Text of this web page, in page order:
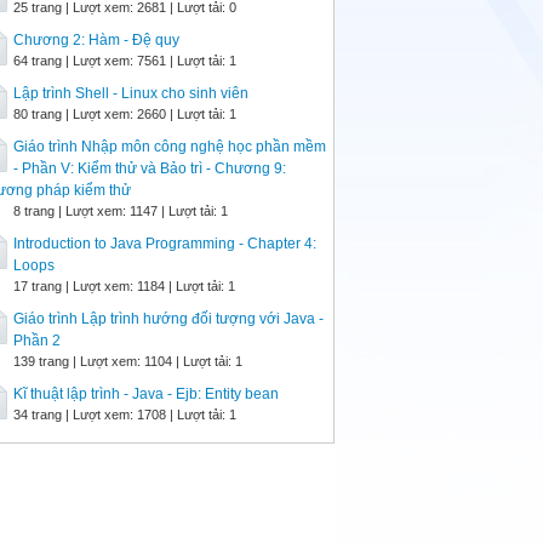
25 trang | Lượt xem: 2681 | Lượt tải: 0
Chương 2: Hàm - Đệ quy
64 trang | Lượt xem: 7561 | Lượt tải: 1
Lập trình Shell - Linux cho sinh viên
80 trang | Lượt xem: 2660 | Lượt tải: 1
Giáo trình Nhập môn công nghệ học phần mềm
- Phần V: Kiểm thử và Bảo trì - Chương 9:
pháp kiểm thử
8 trang | Lượt xem: 1147 | Lượt tải: 1
Introduction to Java Programming - Chapter 4:
Loops
17 trang | Lượt xem: 1184 | Lượt tải: 1
Giáo trình Lập trình hướng đối tượng với Java -
Phần 2
139 trang | Lượt xem: 1104 | Lượt tải: 1
Kĩ thuật lập trình - Java - Ejb: Entity bean
34 trang | Lượt xem: 1708 | Lượt tải: 1